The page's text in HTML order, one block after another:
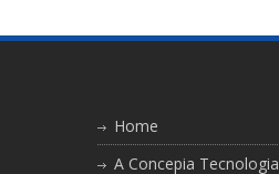
Home
A Concepia Tecnologia